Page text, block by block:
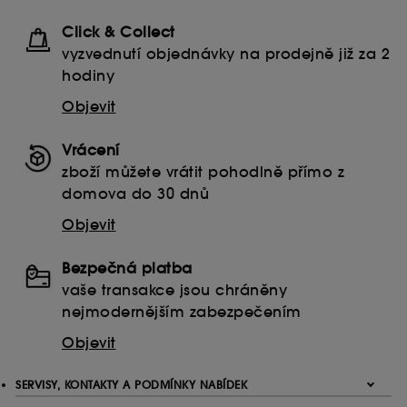
Click & Collect
vyzvednutí objednávky na prodejně již za 2
hodiny
Objevit
Vrácení
zboží můžete vrátit pohodlně přímo z
domova do 30 dnů
Objevit
Bezpečná platba
vaše transakce jsou chráněny
nejmodernějším zabezpečením
Objevit
SERVISY, KONTAKTY A PODMÍNKY NABÍDEK
cílem zlepšit jeho výkon.
Ukládání a čtení netechnických souborů cookies
vyžaduje váš souhlas. Své volby týkající se používání
souborů cookies můžete upravit pomocí tlačítka níže
"Upravit nastavení" nebo zvolit možnost "Přijmout vše".
získat více informací o souborech cookies, klikněte
zde.